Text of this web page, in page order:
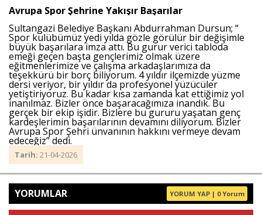
Avrupa Spor Şehrine Yakışır Başarılar
Sultangazi Belediye Başkanı Abdurrahman Dursun; “
Spor kulübümüz yedi yılda gözle görülür bir değişimle
büyük başarılara imza attı. Bu gurur verici tabloda
emeği geçen başta gençlerimiz olmak üzere
eğitmenlerimize ve çalışma arkadaşlarımıza da
teşekkürü bir borç biliyorum. 4 yıldır ilçemizde yüzme
dersi veriyor, bir yıldır da profesyonel yüzücüler
yetiştiriyoruz. Bu kadar kısa zamanda kat ettiğimiz yol
inanılmaz. Bizler önce başaracağımıza inandık. Bu
gerçek bir ekip işidir. Bizlere bu gururu yaşatan genç
kardeşlerimin başarılarının devamını diliyorum. Bizler
Avrupa Spor Şehri ünvanının hakkını vermeye devam
edeceğiz” dedi.
Tarih: 21-04-2026
YORUMLAR YORUM YAP | 0 Yorum